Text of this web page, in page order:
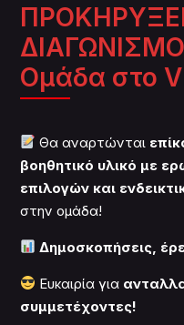
Ομάδα στο
Θα αναρτώνται
βοηθητικό υλικό με
επιλογών και
στην ομάδα!
Δημοσκοπήσεις,
Ευκαιρία για
συμμετέχοντες!